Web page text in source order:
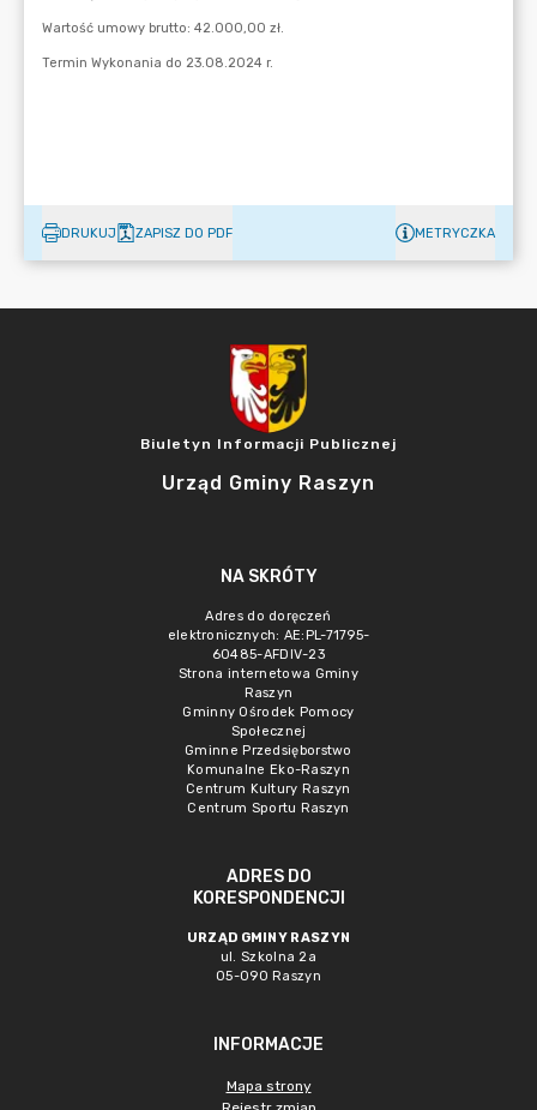
DRUKUJ ZAPISZ DO PDF METRYCZKA
Biuletyn Informacji Publicznej
Urząd Gminy Raszyn
NA SKRÓTY
Adres do doręczeń
elektronicznych: AE:PL-71795-
60485-AFDIV-23
Strona internetowa Gminy
Raszyn
Gminny Ośrodek Pomocy
Społecznej
Gminne Przedsięborstwo
Komunalne Eko-Raszyn
Centrum Kultury Raszyn
Centrum Sportu Raszyn
ADRES DO
KORESPONDENCJI
URZĄD GMINY RASZYN
ul. Szkolna 2a
05-090 Raszyn
INFORMACJE
Mapa strony